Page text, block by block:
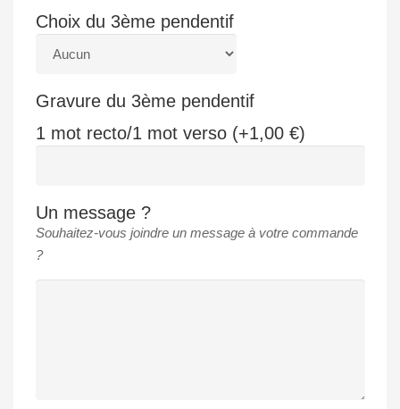
Choix du 3ème pendentif
Gravure du 3ème pendentif
1 mot recto/1 mot verso (+1,00 €)
Un message ?
Souhaitez-vous joindre un message à votre commande
?